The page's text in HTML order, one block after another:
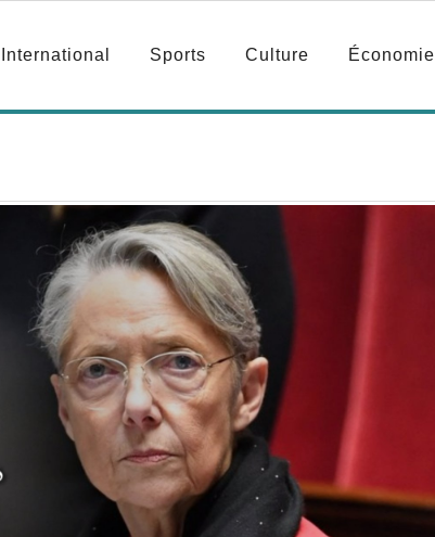
International Sports Culture Économie